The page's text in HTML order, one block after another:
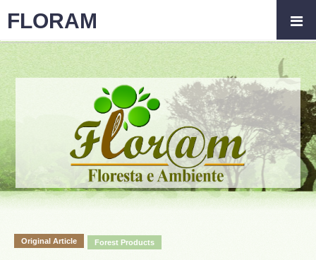
Original Article Forest Products
FLORAM